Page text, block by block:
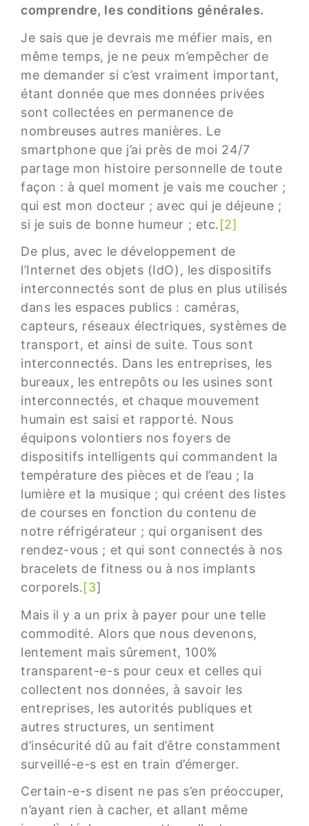
comprendre, les conditions générales.
Je sais que je devrais me méfier mais, en
même temps, je ne peux m’empêcher de
me demander si c’est vraiment important,
étant donnée que mes données privées
sont collectées en permanence de
nombreuses autres manières. Le
smartphone que j’ai près de moi 24/7
partage mon histoire personnelle de toute
façon : à quel moment je vais me coucher ;
qui est mon docteur ; avec qui je déjeune ;
si je suis de bonne humeur ; etc.[2]
De plus, avec le développement de
l’Internet des objets (IdO), les dispositifs
interconnectés sont de plus en plus utilisés
dans les espaces publics : caméras,
capteurs, réseaux électriques, systèmes de
transport, et ainsi de suite. Tous sont
interconnectés. Dans les entreprises, les
bureaux, les entrepôts ou les usines sont
interconnectés, et chaque mouvement
humain est saisi et rapporté. Nous
équipons volontiers nos foyers de
dispositifs intelligents qui commandent la
température des pièces et de l’eau ; la
lumière et la musique ; qui créent des listes
de courses en fonction du contenu de
notre réfrigérateur ; qui organisent des
rendez-vous ; et qui sont connectés à nos
bracelets de fitness ou à nos implants
corporels.[3]
Mais il y a un prix à payer pour une telle
commodité. Alors que nous devenons,
lentement mais sûrement, 100%
transparent-e-s pour ceux et celles qui
collectent nos données, à savoir les
entreprises, les autorités publiques et
autres structures, un sentiment
d’insécurité dû au fait d’être constamment
surveillé-e-s est en train d’émerger.
Certain-e-s disent ne pas s’en préoccuper,
n’ayant rien à cacher, et allant même